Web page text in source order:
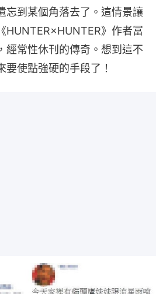
忘到某個角落去了。這情景讓
HUNTER×HUNTER》作者冨
經常性休刊的傳奇。想到這不
使點強硬的手段了！